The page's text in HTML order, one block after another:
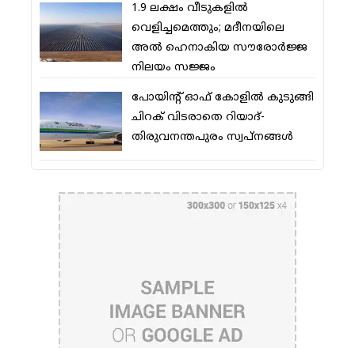
1.9 ലക്ഷം വീടുകളില്‍
വെളിച്ചമെത്തും; മദീനയിലെ
അല്‍ ഹെനാകിയ സൗരോര്‍ജ്ജ
നിലയം സജ്ജം
പോയിന്റ് ഓഫ് കോളില്‍ കുടുങ്ങി
ചിറക് വിടരാതെ റിയാദ്-
തിരുവനന്തപുരം സ്വപ്നങ്ങള്‍